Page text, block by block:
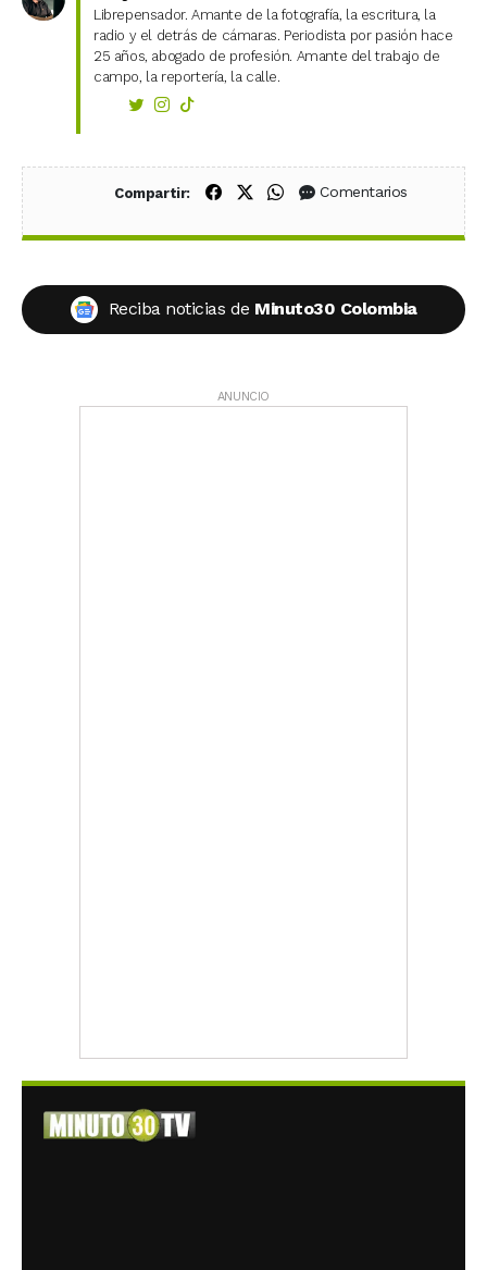
Librepensador. Amante de la fotografía, la escritura, la
radio y el detrás de cámaras. Periodista por pasión hace
25 años, abogado de profesión. Amante del trabajo de
campo, la reportería, la calle.
Compartir: Compartir en Facebook
Compartir en X (Twitter)
Compartir en WhatsApp
Comentarios
Reciba noticias de Minuto30 Colombia
ANUNCIO